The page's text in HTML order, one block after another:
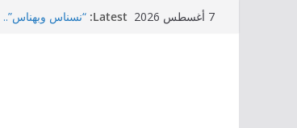
Skip7 أغسطس 2026 Latest: “نسناس
موعد ذكرى
رابطة الأبطال: